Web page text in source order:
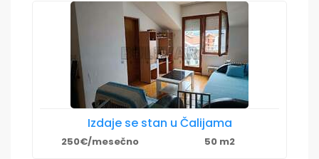
Izdaje se stan u Čalijama
250€/mesečno 50 m2